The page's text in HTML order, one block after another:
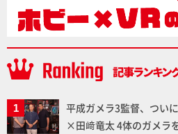
平成ガメラ3監督、つい
×田﨑竜太 4体のガメラ